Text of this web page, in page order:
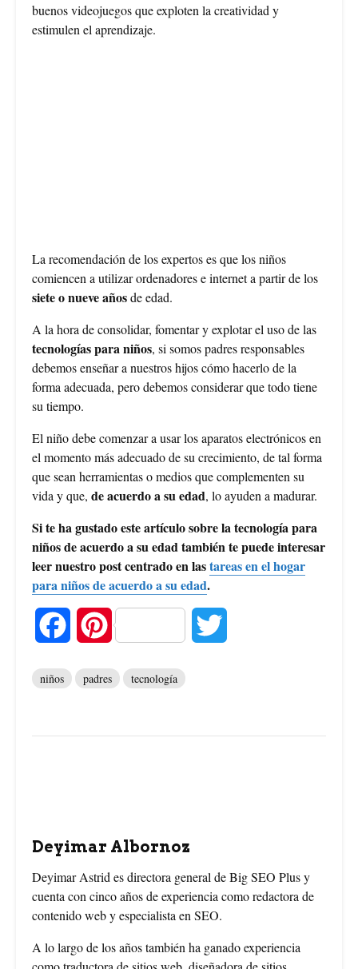
buenos videojuegos que exploten la creatividad y
estimulen el aprendizaje.
La recomendación de los expertos es que los niños
comiencen a utilizar ordenadores e internet a partir de los
siete o nueve añosde edad.
A la hora de consolidar, fomentar y explotar el uso de las
tecnologías para niños, si somos padres responsables
debemos enseñar a nuestros hijos cómo hacerlo de la
forma adecuada, pero debemos considerar que todo tiene
su tiempo.
El niño debe comenzar a usar los aparatos electrónicos en
el momento más adecuado de su crecimiento, de tal forma
que sean herramientas o medios que complementen su
vida y que, de acuerdo a su edad, lo ayuden a madurar.
Si te ha gustado este artículo sobre la tecnología para
niños de acuerdo a su edad también te puede interesar
leer nuestro post centrado en lastareas en el hogar
para niños de acuerdo a su edad.
k
P
e
s
t
niños padres tecnología
Deyimar Albornoz
Deyimar Astrid es directora general de Big SEO Plus y
cuenta con cinco años de experiencia como redactora de
contenido web y especialista en SEO.
A lo largo de los años también ha ganado experiencia